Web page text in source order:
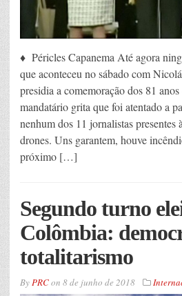
♦ Péricles Capanema Até agora
que aconteceu no sábado com
presidia a comemoração dos 81
mandatário grita que foi atentado a
nenhum dos 11 jornalistas presentes
drones. Uns garantem, houve
próximo […]
Segundo turno
Colômbia:
totalitarismo
ByPRCon 8 de junho de 2018